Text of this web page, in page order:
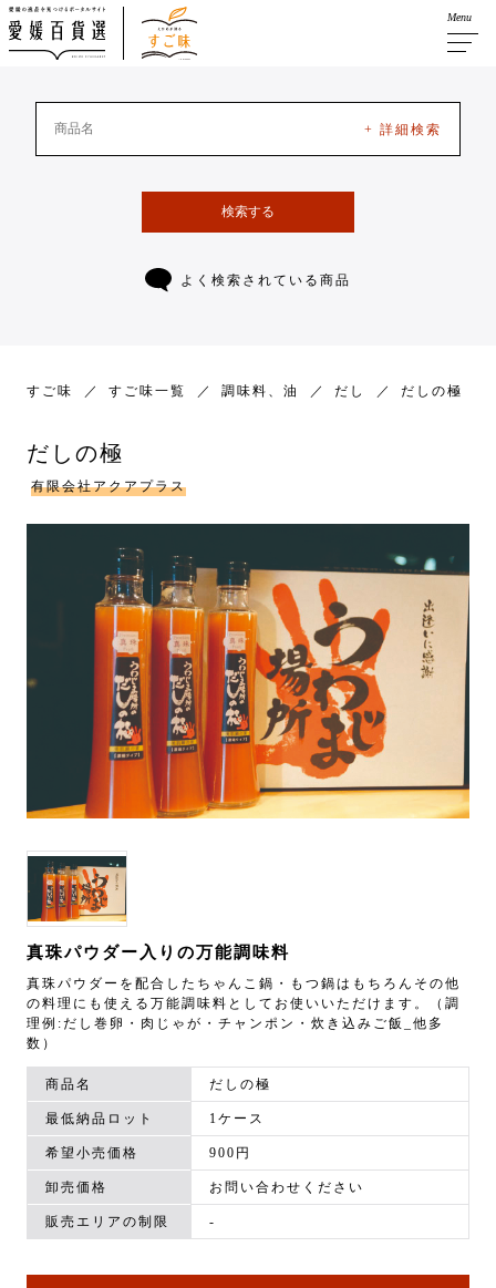
Menu
+ 詳細検索
検索する
よく検索されている商品
すご味 すご味一覧 調味料、油 だし だしの極
だしの極
有限会社アクアプラス
真珠パウダー入りの万能調味料
真珠パウダーを配合したちゃんこ鍋・もつ鍋はもちろんその他
の料理にも使える万能調味料としてお使いいただけます。（調
理例:だし巻卵・肉じゃが・チャンポン・炊き込みご飯_他多
数）
商品名 だしの極
最低納品ロット 1ケース
希望小売価格 900円
卸売価格 お問い合わせください
販売エリアの制限 -